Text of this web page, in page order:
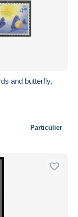
and butterfly,
Particulier